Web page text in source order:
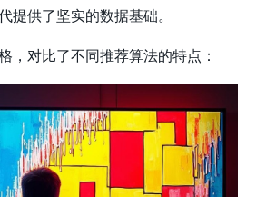
提供了坚实的数据基础。
，对比了不同推荐算法的特点：